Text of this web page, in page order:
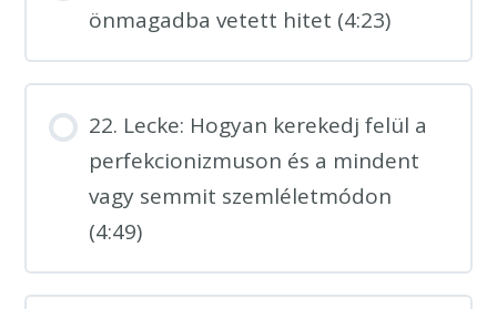
önmagadba vetett hitet (4:23)
22. Lecke: Hogyan kerekedj felül a
perfekcionizmuson és a mindent
vagy semmit szemléletmódon
(4:49)